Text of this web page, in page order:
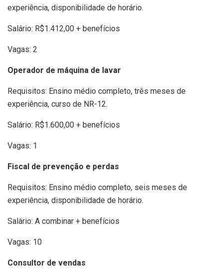
experiência, disponibilidade de horário.
Salário: R$1.412,00 + benefícios
Vagas: 2
Operador de máquina de lavar
Requisitos: Ensino médio completo, três meses de
experiência, curso de NR-12.
Salário: R$1.600,00 + benefícios
Vagas: 1
Fiscal de prevenção e perdas
Requisitos: Ensino médio completo, seis meses de
experiência, disponibilidade de horário.
Salário: A combinar + benefícios
Vagas: 10
Consultor de vendas